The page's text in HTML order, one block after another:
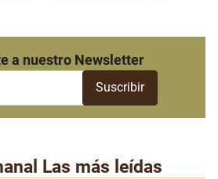
a nuestro Newsletter
Las más leídas